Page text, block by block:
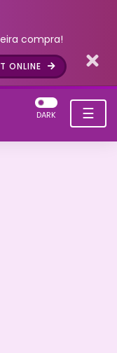
compra!
ONLINE
☰
DARK